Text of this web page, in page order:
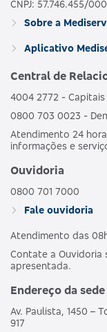
CNPJ: 57.746.455/
Sobre a
Aplicativo
Central de
4004 2772 -
0800 703 0023 -
Atendimento 24
informações e
Ouvidoria
0800 701 7000
Fale ouvidoria
Atendimento das
Contate a Ouvidoria
apresentada.
Endereço da sede
Av. Paulista, 1450 –
917